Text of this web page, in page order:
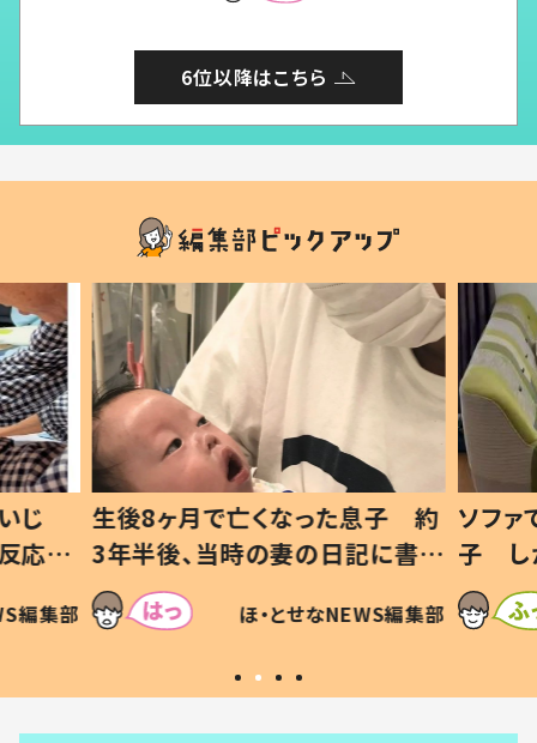
6位以降はこちら
約
書い
編集部
ソファでおにぎりを食べる1歳息
子 しかしよく見ると…母「！？」
すべてを察した母の投稿に「可愛
いから許す！」「現行犯〜」
ほ・とせなNEWS編集部
小1か
ッド
作り
#令和
SNSで